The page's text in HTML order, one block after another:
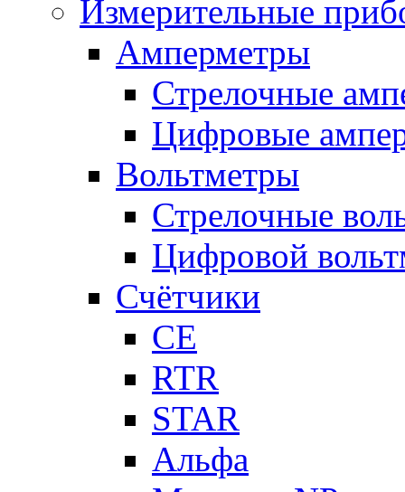
Измерительные
Амперметры
Стрелочные
Цифровые
Вольтметры
Стрелочные
Цифровой
Счётчики
CE
RTR
STAR
Альфа